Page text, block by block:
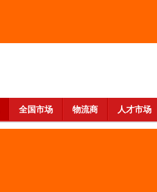
全国市场 物流商 人才市场